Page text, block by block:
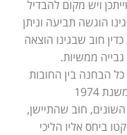
ויש מקום להבדיל
הוגשה תביעה וניתן
חוב שבגינו הוצאה
ממשיות.
הבחנה בין החובות
1974
חוב שהתיישן,
ביחס אליו הליכי